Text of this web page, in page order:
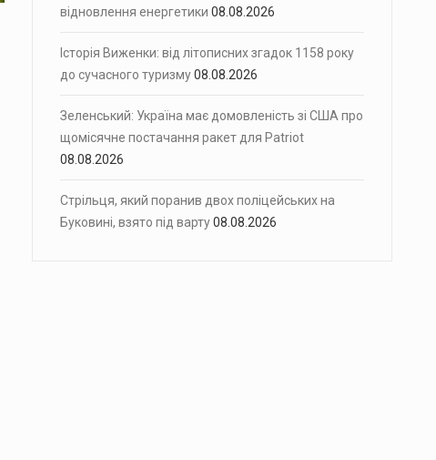
відновлення енергетики 08.08.2026
Історія Виженки: від літописних згадок 1158 року
до сучасного туризму08.08.2026
Зеленський: Україна має домовленість зі США про
щомісячне постачання ракет для Patriot
08.08.2026
Стрільця, який поранив двох поліцейських на
Буковині, взято під варту08.08.2026